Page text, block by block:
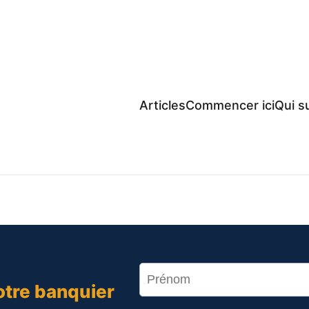
ArticlesCommencer iciQui
banquier